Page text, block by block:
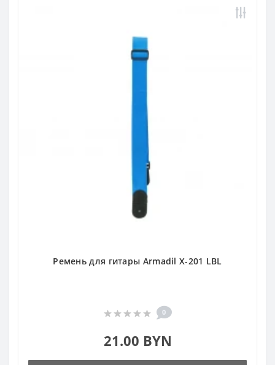
Ремень для гитары Armadil X-201 LBL
0
21.00 BYN